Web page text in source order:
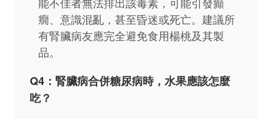
癇、意識混亂，甚至昏迷或死亡。建議所
有腎臟病友應完全避免食用楊桃及其製
品。
Q4：腎臟病合併糖尿病時，水果應該怎麼
吃？